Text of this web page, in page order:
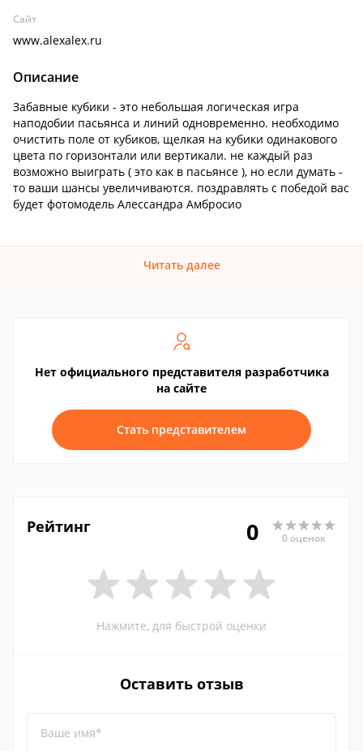
Сайт
www.alexalex.ru
Описание
Забавные кубики - это небольшая логическая игра
наподобии пасьянса и линий одновременно. необходимо
очистить поле от кубиков, щелкая на кубики одинакового
цвета по горизонтали или вертикали. не каждый раз
возможно выиграть ( это как в пасьянсе ), но если думать -
то ваши шансы увеличиваются. поздравлять с победой вас
будет фотомодель Алессандра Амбросио
Читать далее
Нет официального представителя разработчика
на сайте
Стать представителем
Рейтинг 0 0 оценок
Нажмите, для быстрой оценки
Оставить отзыв
Ваше имя*